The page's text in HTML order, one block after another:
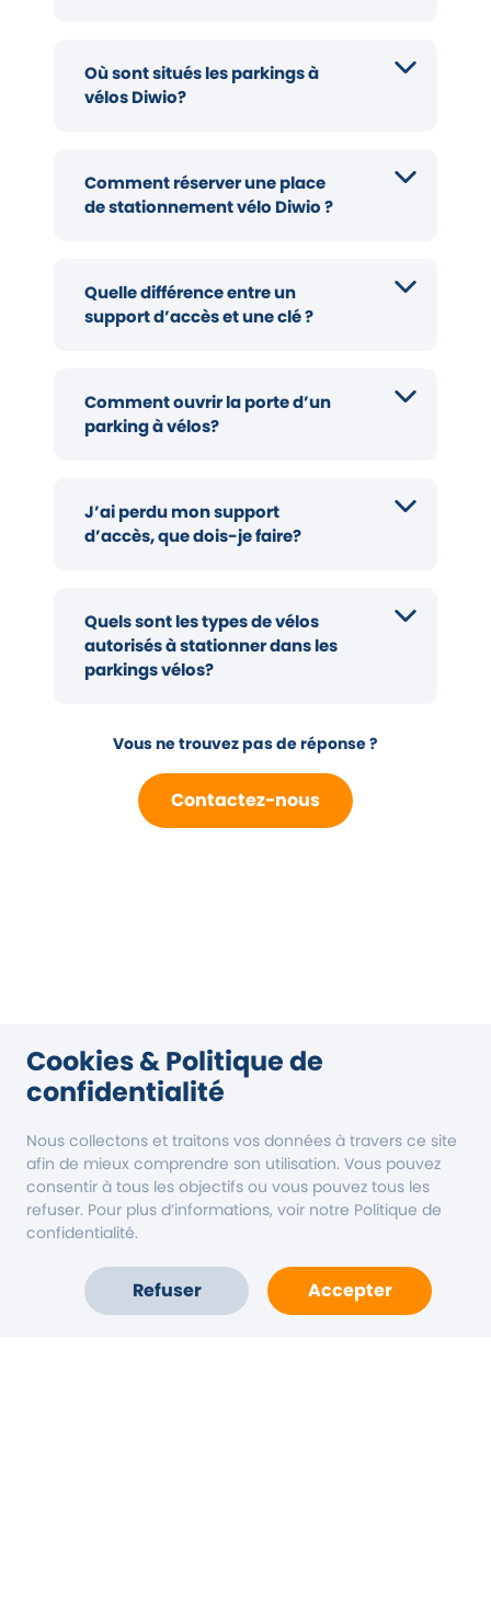
Où sont situés les parkings à
vélos Diwio?
Comment réserver une place
de stationnement vélo Diwio ?
Quelle différence entre un
support d’accès et une clé ?
Comment ouvrir la porte d’un
parking à vélos?
J’ai perdu mon support
d’accès, que dois-je faire?
Quels sont les types de vélos
autorisés à stationner dans les
parkings vélos?
Vous ne trouvez pas de réponse ?
Contactez-nous
Cookies & Politique de
confidentialité
Nous collectons et traitons vos données à travers ce site
afin de mieux comprendre son utilisation. Vous pouvez
consentir à tous les objectifs ou vous pouvez tous les
refuser. Pour plus d’informations, voir notre Politique de
confidentialité.
Refuser Accepter
Accueil Carte Compte